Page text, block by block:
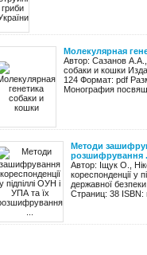
Молекулярная
Автор: Сазанов
собаки и кошки
124 Формат: pdf
Монография
Методи
розшифрування
Автор: Іщук О.,
кореспонденції у
державної
Страниц: 38